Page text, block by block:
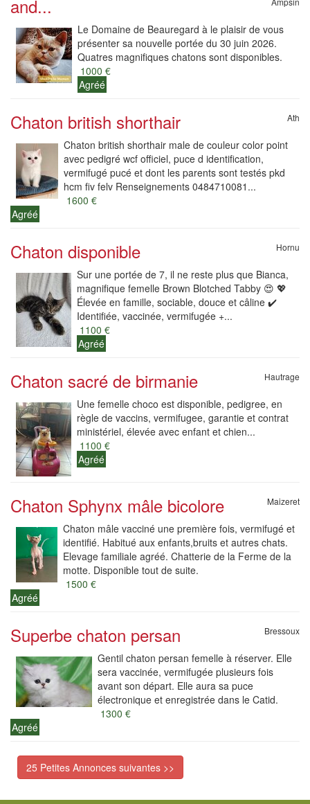
and...
Le Domaine de Beauregard à le plaisir de vous
présenter sa nouvelle portée du 30 juin 2026.
Quatres magnifiques chatons sont disponibles.
1000 €
Agréé
Chaton british shorthair Ath
Chaton british shorthair male de couleur color point
avec pedigré wcf officiel, puce d identification,
vermifugé pucé et dont les parents sont testés pkd
hcm fiv felv Renseignements 0484710081...
1600 €
Agréé
Chaton disponible Hornu
Sur une portée de 7, il ne reste plus que Bianca,
magnifique femelle Brown Blotched Tabby 😍 💖
Élevée en famille, sociable, douce et câline ✔️
Identifiée, vaccinée, vermifugée +...
1100 €
Agréé
Chaton sacré de birmanie Hautrage
Une femelle choco est disponible, pedigree, en
règle de vaccins, vermifugee, garantie et contrat
ministériel, élevée avec enfant et chien...
1100 €
Agréé
Chaton Sphynx mâle bicolore Maizeret
Chaton mâle vacciné une première fois, vermifugé et
identifié. Habitué aux enfants,bruits et autres chats.
Elevage familiale agréé. Chatterie de la Ferme de la
motte. Disponible tout de suite.
1500 €
Agréé
Superbe chaton persan Bressoux
Gentil chaton persan femelle à réserver. Elle
sera vaccinée, vermifugée plusieurs fois
avant son départ. Elle aura sa puce
électronique et enregistrée dans le Catid.
1300 €
Agréé
25 Petites Annonces suivantes >>